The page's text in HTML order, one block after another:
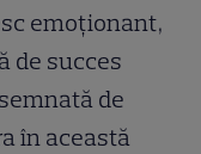
emoționant,
de succes
de
în această